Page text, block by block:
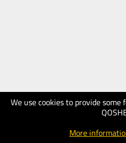
We use cookies to provide
More